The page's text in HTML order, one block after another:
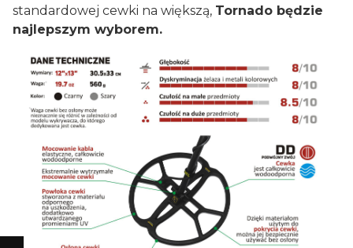
standardowej cewki na większą, Tornado będzie
najlepszym wyborem.